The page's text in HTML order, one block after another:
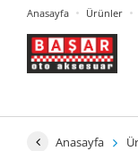
Anasayfa Ürünler
Anasayfa